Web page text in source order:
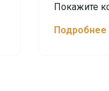
Покажите
Подробнее